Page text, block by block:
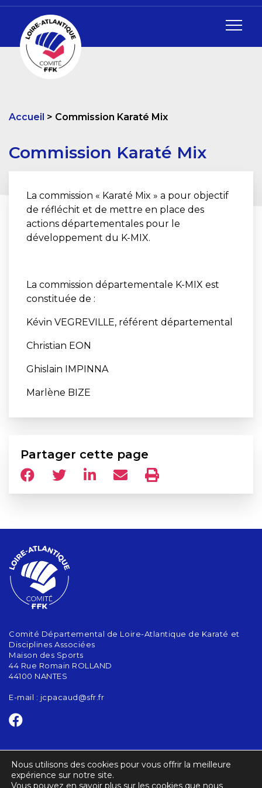
Accueil Commission Karaté Mix
Commission Karaté Mix
La commission « Karaté Mix » a pour objectif
de réfléchit et de mettre en place des
actions départementales pour le
développement du K-MIX.
La commission départementale K-MIX est
constituée de :
Kévin VEGREVILLE, référent départemental
Christian EON
Ghislain IMPINNA
Marlène BIZE
Partager cette page
Comité Départemental de Loire-Atlantique de Karaté et
Disciplines Associées
Maison des Sports
44 Rue Romain ROLLAND
44100 NANTES
E-mail : jcpacaud@sfr.fr
ACTUALITÉS
Nous utilisons des cookies pour vous offrir la meilleure
expérience sur notre site.
Vous pouvez en savoir plus sur les cookies que nous